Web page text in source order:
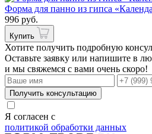
Форма для панно из гипса
996 руб.
Купить
Хотите получить подробную
Оставьте заявку или напишите в
и мы свяжемся с вами очень скоро!
Получить консультацию
Я согласен с
политикой обработки данных